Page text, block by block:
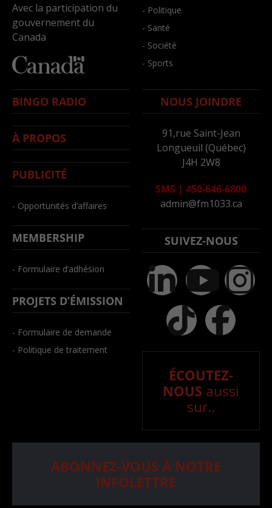
Avec la participation du
gouvernement du
Canada
- Politique
- Santé
- Société
- Sports
BINGO RADIO
À PROPOS
PUBLICITÉ
- Opportunités d’affaires
MEMBERSHIP
- Formulaire d’adhésion
PROJETS D’ÉMISSION
- Formulaire de demande
- Politique de traitement
NOUS JOINDRE
91,rue Saint-Jean
Longueuil (Québec)
J4H 2W8
SMS | 450-646-6800
admin@fm1033.ca
SUIVEZ-NOUS
ÉCOUTEZ-
NOUS aussi
sur..
ABONNEZ-VOUS À NOTRE
INFOLETTRE